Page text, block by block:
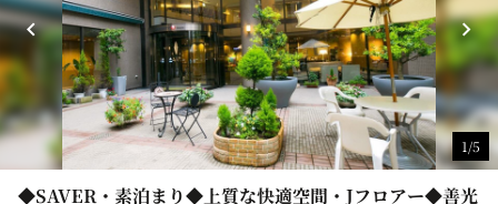
到着時刻で15:00より前を選択した場合は追加室料が発生
します。
【13:00チェックイン】 追加室料1,000円/名
【14:00チェックイン】 追加室料500円/名
※アーリーチェックイン選択時の追加室料は予約時の合計
金額に含まれていません。
※One Harmony会員特典のアーリーチェックイン
(14:00)特典は当日の状況によりご提供の特典です。
1/5
◆SAVER・素泊まり◆上質な快適空間・Jフロアー◆善光